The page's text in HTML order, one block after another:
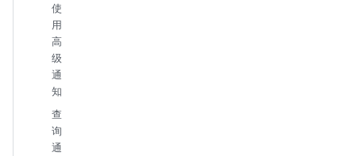
使
用
高
级
通
知
查
询
通